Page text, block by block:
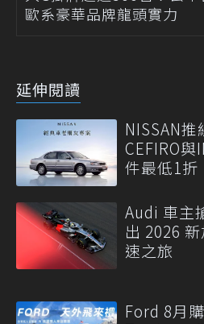
歐系豪華品牌龍頭實力
延伸閱讀
NISSAN
CEFIRO
件最低1折
Audi 車主
出 2026
速之旅
Ford 8月